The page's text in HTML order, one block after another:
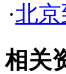
·北
相关